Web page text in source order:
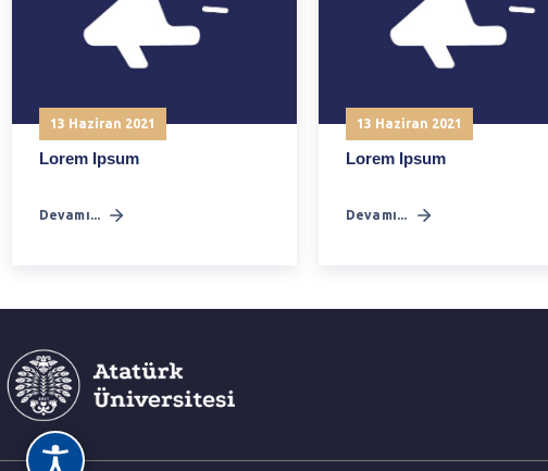
13 Haziran 2021
Lorem Ipsum
Devamı...
13 Haziran 2021
Lorem Ipsum
Devamı...